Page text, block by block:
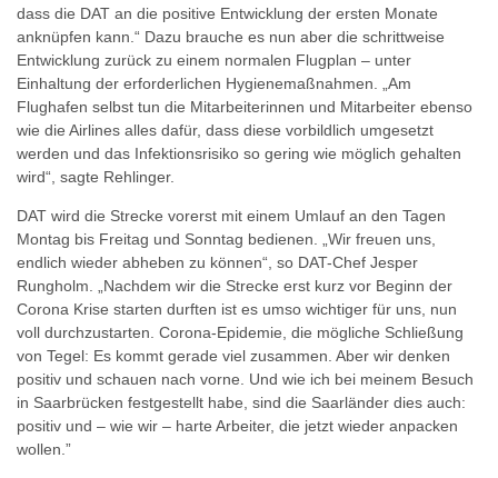
dass die DAT an die positive Entwicklung der ersten Monate
anknüpfen kann.“ Dazu brauche es nun aber die schrittweise
Entwicklung zurück zu einem normalen Flugplan – unter
Einhaltung der erforderlichen Hygienemaßnahmen. „Am
Flughafen selbst tun die Mitarbeiterinnen und Mitarbeiter ebenso
wie die Airlines alles dafür, dass diese vorbildlich umgesetzt
werden und das Infektionsrisiko so gering wie möglich gehalten
wird“, sagte Rehlinger.
DAT wird die Strecke vorerst mit einem Umlauf an den Tagen
Montag bis Freitag und Sonntag bedienen. „Wir freuen uns,
endlich wieder abheben zu können“, so DAT-Chef Jesper
Rungholm. „Nachdem wir die Strecke erst kurz vor Beginn der
Corona Krise starten durften ist es umso wichtiger für uns, nun
voll durchzustarten. Corona-Epidemie, die mögliche Schließung
von Tegel: Es kommt gerade viel zusammen. Aber wir denken
positiv und schauen nach vorne. Und wie ich bei meinem Besuch
in Saarbrücken festgestellt habe, sind die Saarländer dies auch:
positiv und – wie wir – harte Arbeiter, die jetzt wieder anpacken
wollen.”